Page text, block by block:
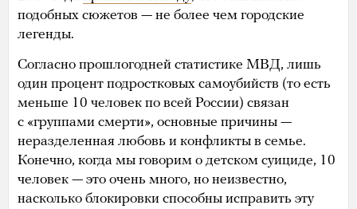
подобных сюжетов — не более чем городские
легенды.
Согласно прошлогодней статистике МВД, лишь
один процент подростковых самоубийств (то есть
меньше 10 человек по всей России) связан
с «группами смерти», основные причины —
неразделенная любовь и конфликты в семье.
Конечно, когда мы говорим о детском суициде, 10
человек — это очень много, но неизвестно,
насколько блокировки способны исправить эту